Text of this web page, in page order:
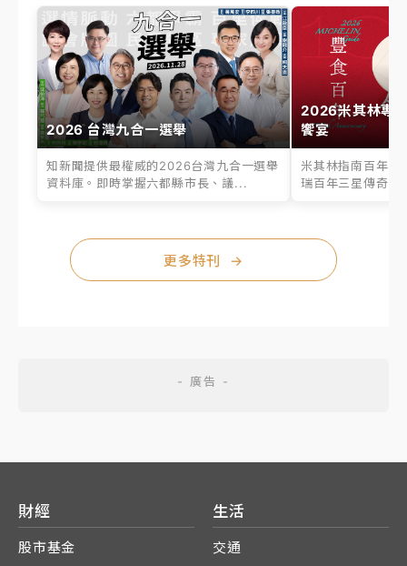
2026 台灣九合一選舉
知新聞提供最權威的2026台灣九合一選舉
資料庫。即時掌握六都縣市長、議...
2026米其林專
饗宴
米其林指南百年之
瑞百年三星傳奇、
更多特刊 →
財經
股市基金
生活
交通